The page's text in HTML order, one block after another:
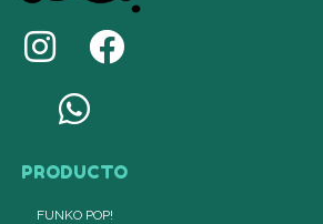
PRODUCTO
FUNKO POP!